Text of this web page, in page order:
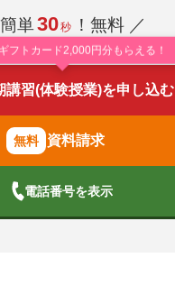
単30秒 ！無料 ／
フトカード2,000円分もらえる！
講習(体験授業)を申し込む
資料請求
電話番号を表示